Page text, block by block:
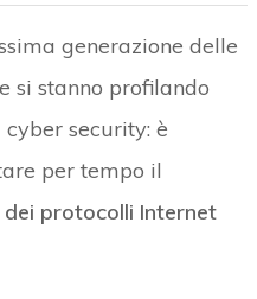
generazione delle
si stanno profilando
security: è
per tempo il
dei protocolli Internet